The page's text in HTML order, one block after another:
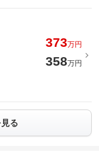
373万円
358万円
る